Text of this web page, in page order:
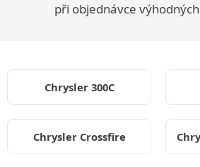
při objednávce
Chrysler 300C
Chrysler Crossfire